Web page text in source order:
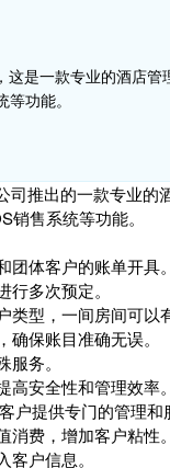
是一款专业的酒店
功能。
推出的一款专业
售系统等功能。
团体客户的账单开具
多次预定。
类型，一间房间可以
保账目准确无误。
务。
高安全性和管理效率
户提供专门的管理和
消费，增加客户粘性
户信息。